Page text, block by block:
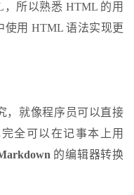
所以熟悉 HTML 的用
使用 HTML 语法实现更
，就像程序员可以直接
全可以在记事本上用
的编辑器转换